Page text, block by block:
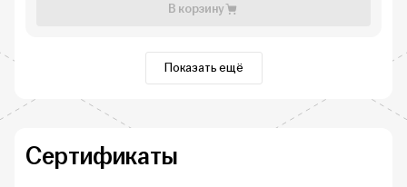
В корзину
Показать ещё
Сертификаты